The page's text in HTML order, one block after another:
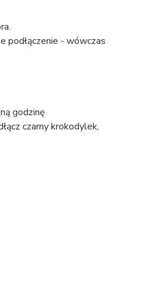
podłączenie - wówczas
godzinę
czarny krokodylek,